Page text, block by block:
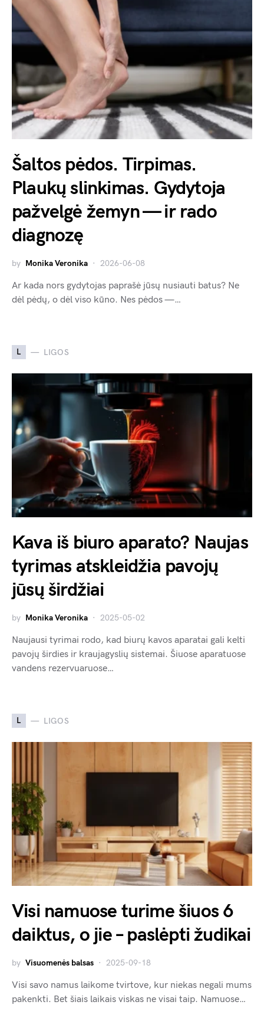
Šaltos pėdos. Tirpimas.
Plaukų slinkimas. Gydytoja
pažvelgė žemyn — ir rado
diagnozę
by Monika Veronika 2026-06-08
Ar kada nors gydytojas paprašė jūsų nusiauti batus? Ne
dėl pėdų, o dėl viso kūno. Nes pėdos —…
L LIGOS
Kava iš biuro aparato? Naujas
tyrimas atskleidžia pavojų
jūsų širdžiai
by Monika Veronika 2025-05-02
Naujausi tyrimai rodo, kad biurų kavos aparatai gali kelti
pavojų širdies ir kraujagyslių sistemai. Šiuose aparatuose
vandens rezervuaruose…
L LIGOS
Visi namuose turime šiuos 6
daiktus, o jie – paslėpti žudikai
by Visuomenės balsas 2025-09-18
Visi savo namus laikome tvirtove, kur niekas negali mums
pakenkti. Bet šiais laikais viskas ne visai taip. Namuose…